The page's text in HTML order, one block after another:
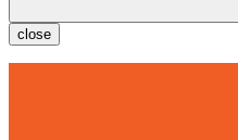
close